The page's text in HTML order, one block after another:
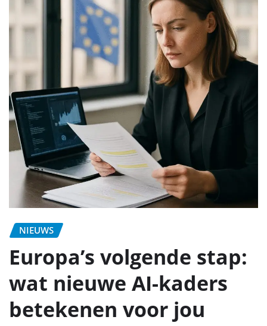
NIEUWS
Europa’s volgende stap:
wat nieuwe AI-kaders
betekenen voor jou